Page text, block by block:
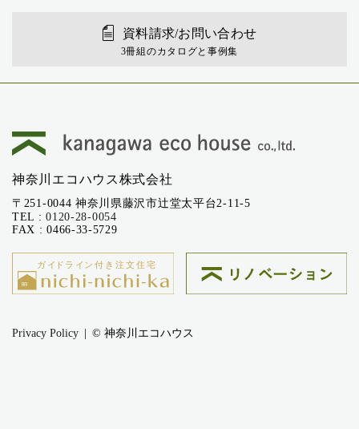
資料請求/お問い合わせ
3冊組のカタログと事例集
神奈川エコハウス株式会社
〒251-0044 神奈川県藤沢市辻堂太平台2-11-5
TEL :0120-28-0054
FAX : 0466-33-5729
Privacy Policy © 神奈川エコハウス